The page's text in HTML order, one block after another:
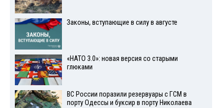
Законы, вступающие в силу в августе
«НАТО 3.0»: новая версия со старыми
глюками
ВС России поразили резервуары с ГСМ в
порту Одессы и буксир в порту Николаева